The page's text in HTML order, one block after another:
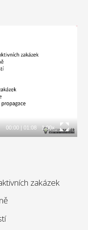
00:00| 01:08 1.00x
zakázek